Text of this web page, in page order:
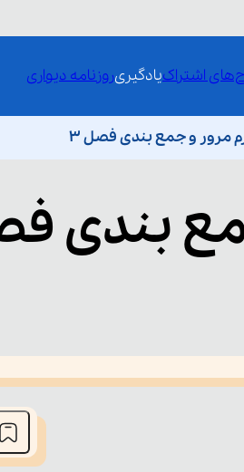
اشتراکیادگیریروزنامه دیواری
و جمع بندی فصل 3
بندی